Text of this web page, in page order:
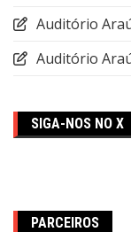
Auditório
Auditório
SIGA-NOS NO X
PARCEIROS